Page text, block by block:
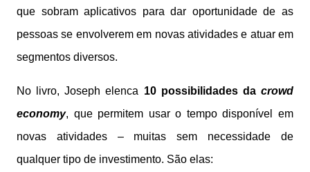
que sobram aplicativos para dar oportunidade de as
pessoas se envolverem em novas atividades e atuar em
segmentos diversos.
No livro, Joseph elenca 10 possibilidades dacrowd
economy, que permitem usar o tempo disponível em
novas atividades – muitas sem necessidade de
qualquer tipo de investimento. São elas: